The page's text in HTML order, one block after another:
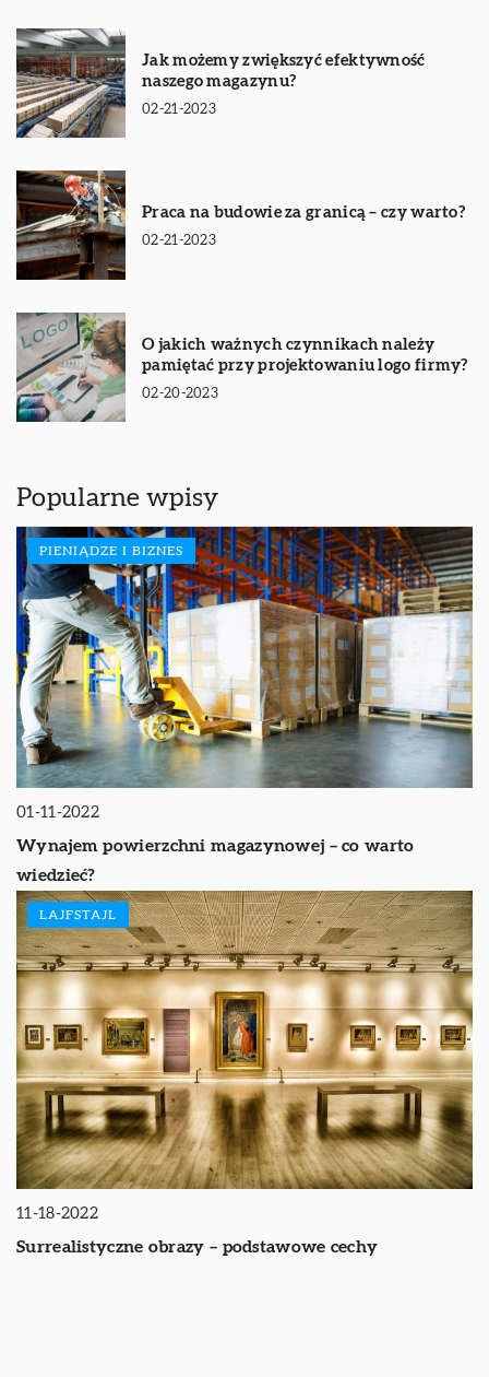
Jak możemy zwiększyć efektywność
naszego magazynu?
02-21-2023
Praca na budowie za granicą – czy warto?
02-21-2023
O jakich ważnych czynnikach należy
pamiętać przy projektowaniu logo firmy?
02-20-2023
Popularne wpisy
PIENIĄDZE I BIZNES
01-11-2022
Wynajem powierzchni magazynowej – co warto
wiedzieć?
LAJFSTAJL
11-18-2022
Surrealistyczne obrazy – podstawowe cechy